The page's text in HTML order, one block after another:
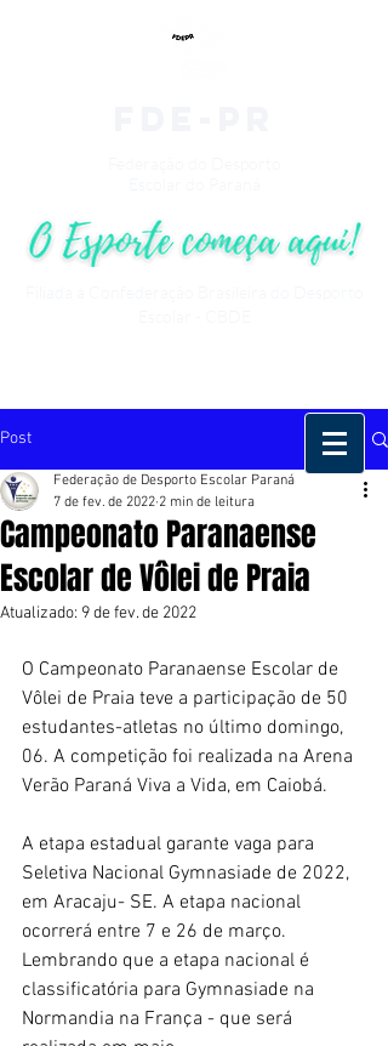
Post
Campeonato Paranaense
Escolar de Vôlei de Praia
Federação de Desporto Escolar Paraná
7 de fev. de 2022 2 min de leitura
Atualizado: 9 de fev. de 2022
O Campeonato Paranaense Escolar de
Vôlei de Praia teve a participação de 50
estudantes-atletas no último domingo,
06. A competição foi realizada na Arena
Verão Paraná Viva a Vida, em Caiobá.
A etapa estadual garante vaga para
Seletiva Nacional Gymnasiade de 2022,
em Aracaju- SE. A etapa nacional
ocorrerá entre 7 e 26 de março.
Lembrando que a etapa nacional é
classificatória para Gymnasiade na
Normandia na França - que será